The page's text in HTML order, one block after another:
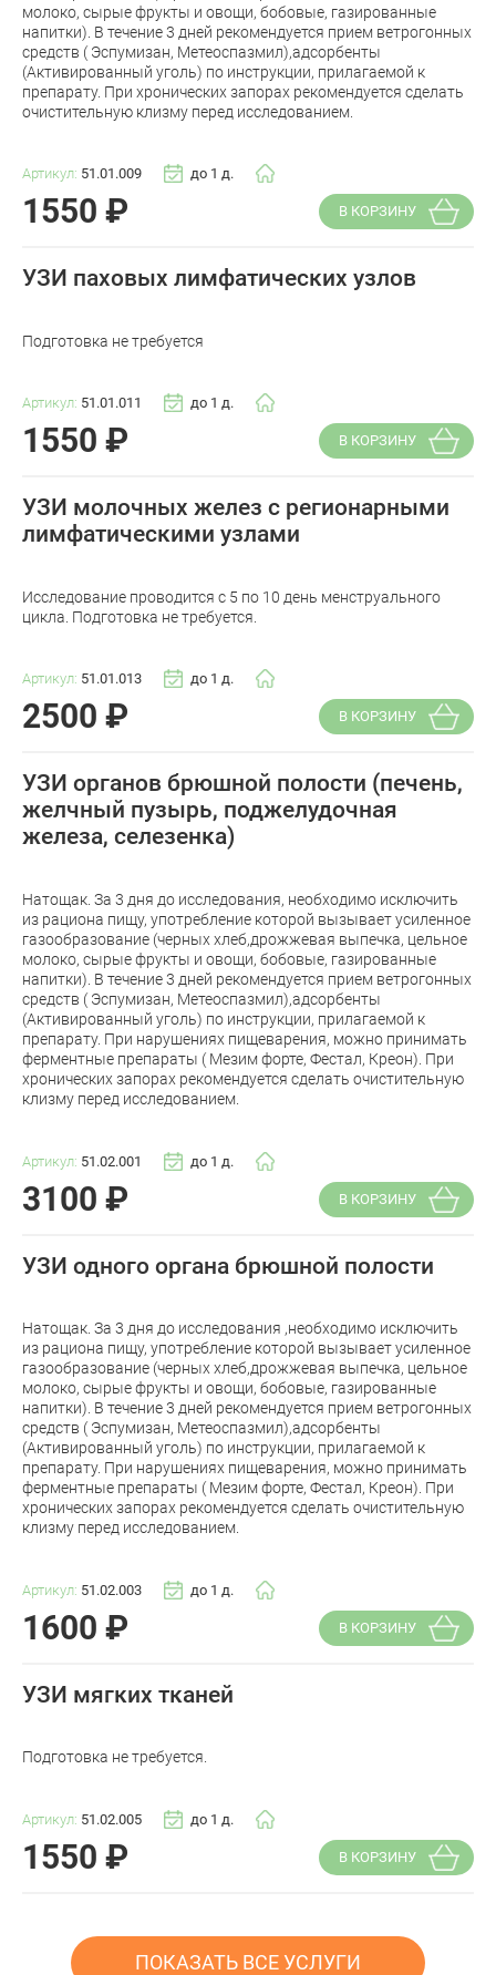
молоко, сырые фрукты и овощи, бобовые, газированные
напитки). В течение 3 дней рекомендуется прием ветрогонных
средств ( Эспумизан, Метеоспазмил),адсорбенты
(Активированный уголь) по инструкции, прилагаемой к
препарату. При хронических запорах рекомендуется сделать
очистительную клизму перед исследованием.
Артикул: 51.01.009 до 1 д.
1550 ₽ В КОРЗИНУ
УЗИ паховых лимфатических узлов
Подготовка не требуется
Артикул: 51.01.011 до 1 д.
1550 ₽ В КОРЗИНУ
УЗИ молочных желез с регионарными
лимфатическими узлами
Исследование проводится с 5 по 10 день менструального
цикла. Подготовка не требуется.
Артикул: 51.01.013 до 1 д.
2500 ₽ В КОРЗИНУ
УЗИ органов брюшной полости (печень,
желчный пузырь, поджелудочная
железа, селезенка)
Натощак. За 3 дня до исследования, необходимо исключить
из рациона пищу, употребление которой вызывает усиленное
газообразование (черных хлеб,дрожжевая выпечка, цельное
молоко, сырые фрукты и овощи, бобовые, газированные
напитки). В течение 3 дней рекомендуется прием ветрогонных
средств ( Эспумизан, Метеоспазмил),адсорбенты
(Активированный уголь) по инструкции, прилагаемой к
препарату. При нарушениях пищеварения, можно принимать
ферментные препараты ( Мезим форте, Фестал, Креон). При
хронических запорах рекомендуется сделать очистительную
клизму перед исследованием.
Артикул: 51.02.001 до 1 д.
3100 ₽ В КОРЗИНУ
УЗИ одного органа брюшной полости
Натощак. За 3 дня до исследования ,необходимо исключить
из рациона пищу, употребление которой вызывает усиленное
газообразование (черных хлеб,дрожжевая выпечка, цельное
молоко, сырые фрукты и овощи, бобовые, газированные
напитки). В течение 3 дней рекомендуется прием ветрогонных
средств ( Эспумизан, Метеоспазмил),адсорбенты
(Активированный уголь) по инструкции, прилагаемой к
препарату. При нарушениях пищеварения, можно принимать
ферментные препараты ( Мезим форте, Фестал, Креон). При
хронических запорах рекомендуется сделать очистительную
клизму перед исследованием.
Артикул: 51.02.003 до 1 д.
1600 ₽ В КОРЗИНУ
УЗИ мягких тканей
Подготовка не требуется.
Артикул: 51.02.005 до 1 д.
1550 ₽ В КОРЗИНУ
ПОКАЗАТЬ ВСЕ УСЛУГИ